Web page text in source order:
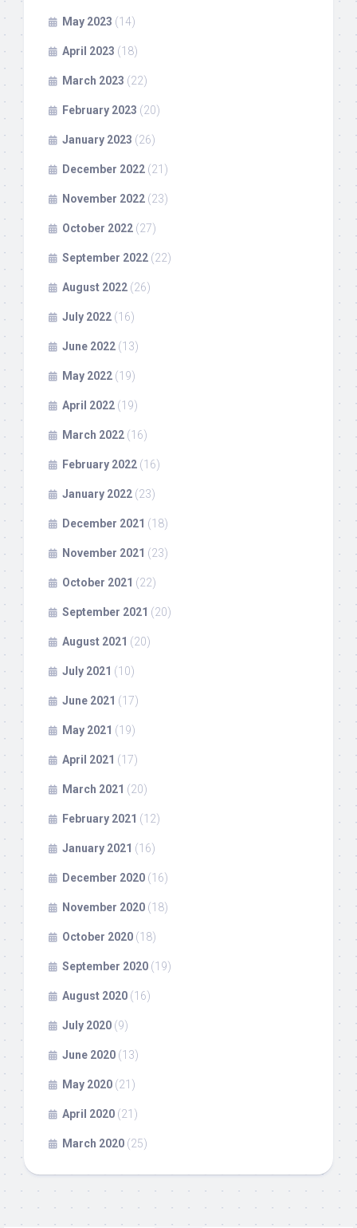
May 2023 (14)
April 2023 (18)
March 2023 (22)
February 2023 (20)
January 2023 (26)
December 2022 (21)
November 2022 (23)
October 2022 (27)
September 2022 (22)
August 2022 (26)
July 2022 (16)
June 2022 (13)
May 2022 (19)
April 2022 (19)
March 2022 (16)
February 2022 (16)
January 2022 (23)
December 2021 (18)
November 2021 (23)
October 2021 (22)
September 2021 (20)
August 2021 (20)
July 2021 (10)
June 2021 (17)
May 2021 (19)
April 2021 (17)
March 2021 (20)
February 2021 (12)
January 2021 (16)
December 2020 (16)
November 2020 (18)
October 2020 (18)
September 2020 (19)
August 2020 (16)
July 2020 (9)
June 2020 (13)
May 2020 (21)
April 2020 (21)
March 2020 (25)